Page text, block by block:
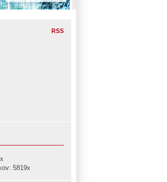
RSS
5819x